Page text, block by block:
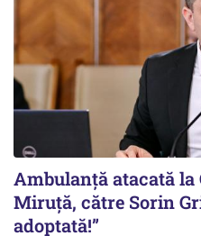
Ambulanță atacată
Miruţă, către Sorin
adoptată!”